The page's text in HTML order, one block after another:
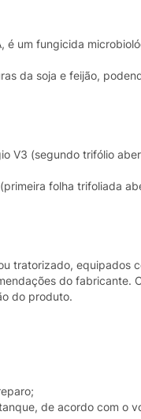
é um fungicida
da soja e feijão,
V3 (segundo trifólio
folha trifoliada
tratorizado, equipados
do
do produto.
de acordo com o